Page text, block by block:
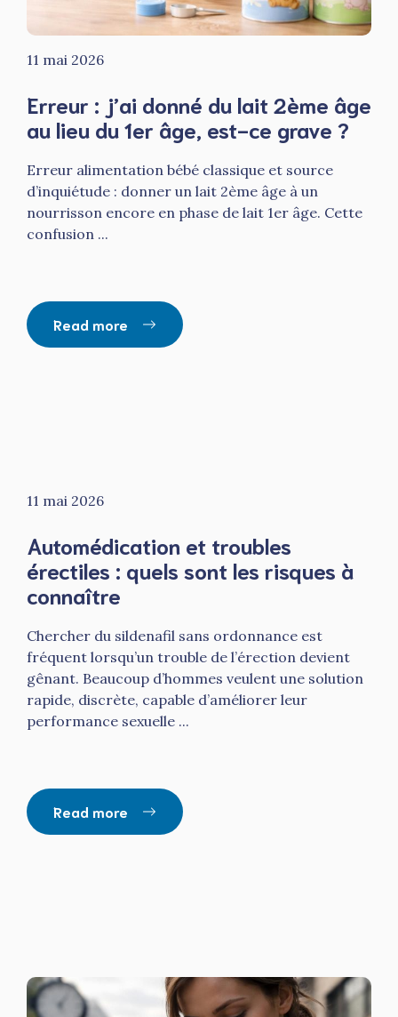
11 mai 2026
Erreur : j’ai donné du lait 2ème âge
au lieu du 1er âge, est-ce grave ?
Erreur alimentation bébé classique et source
d’inquiétude : donner un lait 2ème âge à un
nourrisson encore en phase de lait 1er âge. Cette
confusion ...
Read more
11 mai 2026
Automédication et troubles
érectiles : quels sont les risques à
connaître
Chercher du sildenafil sans ordonnance est
fréquent lorsqu’un trouble de l’érection devient
gênant. Beaucoup d’hommes veulent une solution
rapide, discrète, capable d’améliorer leur
performance sexuelle ...
Read more